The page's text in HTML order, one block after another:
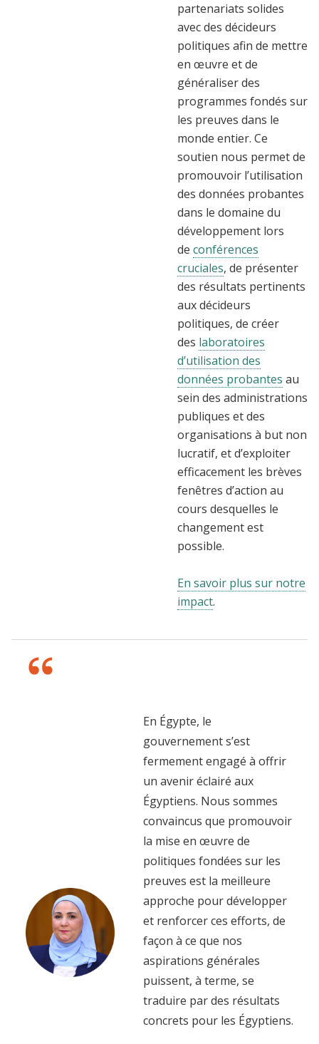
partenariats solides
avec des décideurs
politiques afin de mettre
en œuvre et de
généraliser des
programmes fondés sur
les preuves dans le
monde entier. Ce
soutien nous permet de
promouvoir l’utilisation
des données probantes
dans le domaine du
développement lors
de conférences
cruciales, de présenter
des résultats pertinents
aux décideurs
politiques, de créer
des laboratoires
d’utilisation des
données probantes au
sein des administrations
publiques et des
organisations à but non
lucratif, et d’exploiter
efficacement les brèves
fenêtres d’action au
cours desquelles le
changement est
possible.
En savoir plus sur notre
impact.
En Égypte, le
gouvernement s’est
fermement engagé à offrir
un avenir éclairé aux
Égyptiens. Nous sommes
convaincus que promouvoir
la mise en œuvre de
politiques fondées sur les
preuves est la meilleure
approche pour développer
et renforcer ces efforts, de
façon à ce que nos
aspirations générales
puissent, à terme, se
traduire par des résultats
concrets pour les Égyptiens.